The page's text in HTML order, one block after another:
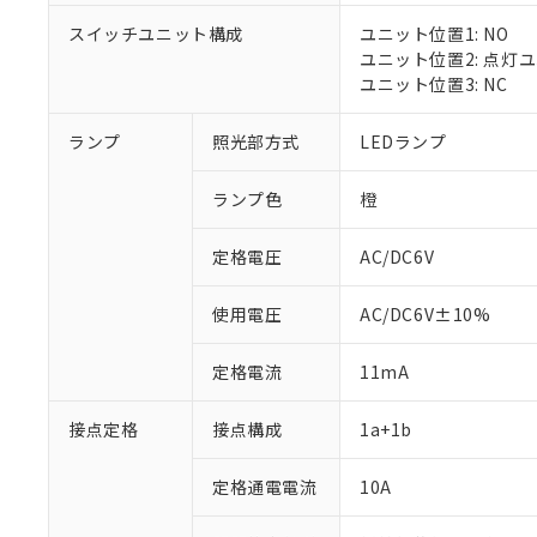
スイッチユニット構成
ユニット位置1: NO
ユニット位置2: 点灯
ユニット位置3: NC
ランプ 照光部方式 LEDランプ
ランプ色 橙
定格電圧 AC/DC6V
使用電圧 AC/DC6V±10%
定格電流 11mA
接点定格 接点構成 1a+1b
定格通電電流 10A
ご利用条件
以下の条件をお読
当社制御機
のであり、
※1 対応状況
対応済み：EU
調査・確認中：
非該当品：ライセ
仕入先様の事情に
があります。
鉛(Pb) 1000ppm以下、
ル（DBP） 1000ppm以
フタル酸エステル類の
「○」：最大均質
「×」：最大均質
「－」：未確認で
*中国RoHS10物質の基
Pb(鉛) :1000ppm、
Cr(Ⅵ)(六価クロム) :
DBP(フタル酸ジブチル
DEHP(フタル酸ビス(2-
などの必要
ます。
置等に一切
記
説明